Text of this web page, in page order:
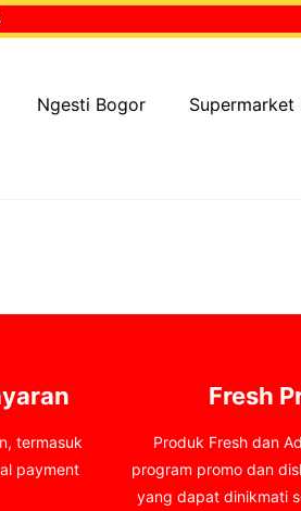
Ngesti Bogor Supermarket
termasuk
payment
Fresh
Produk Fresh dan
program promo dan
yang dapat dinikmati